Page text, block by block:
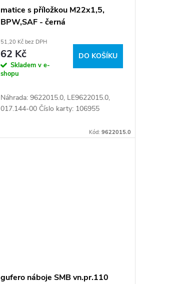
matice s příložkou M22x1,5,
BPW,SAF - černá
51,20 Kč bez DPH
62 Kč
Skladem v e-
shopu
DO KOŠÍKU
Náhrada: 9622015.0, LE9622015.0,
017.144-00 Číslo karty: 106955
Kód: 9622015.0
gufero náboje SMB vn.pr.110